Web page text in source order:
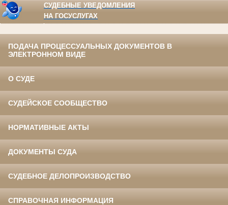
СУДЕБНЫЕ УВЕДОМЛЕНИЯ
НА ГОСУСЛУГАХ
ПОДАЧА ПРОЦЕССУАЛЬНЫХ ДОКУМЕНТОВ В
ЭЛЕКТРОННОМ ВИДЕ
О СУДЕ
СУДЕЙСКОЕ СООБЩЕСТВО
НОРМАТИВНЫЕ АКТЫ
ДОКУМЕНТЫ СУДА
СУДЕБНОЕ ДЕЛОПРОИЗВОДСТВО
СПРАВОЧНАЯ ИНФОРМАЦИЯ